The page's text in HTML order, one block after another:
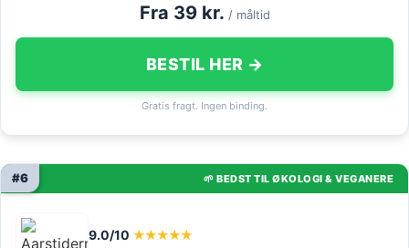
Fra 39 kr. / måltid
BESTIL HER →
Gratis fragt. Ingen binding.
🌱 BEDST TIL ØKOLOGI & VEGANERE
#6
9.0/10 ★★★★★